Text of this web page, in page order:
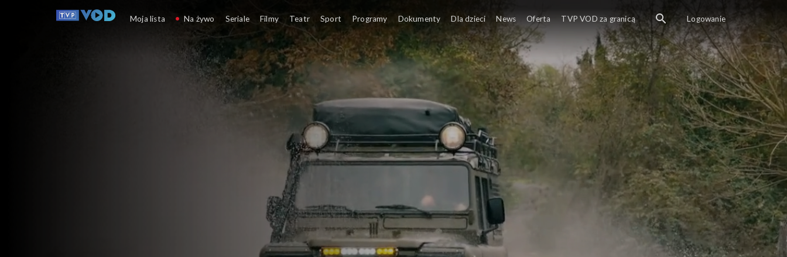
Moja lista Na żywo Seriale Filmy Teatr Sport Programy Dokumenty Dla dzieci News Oferta TVP VOD za granicą Logowanie